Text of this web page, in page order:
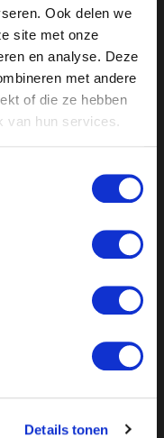
Ook delen we
site met onze
en analyse. Deze
met andere
of die ze hebben
van hun services.
Details tonen